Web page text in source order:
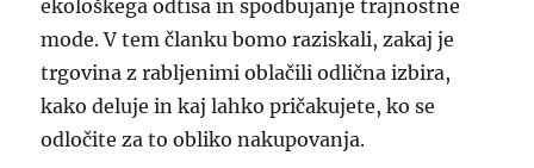
ekološkega odtisa in spodbujanje trajnostne
mode. V tem članku bomo raziskali, zakaj je
trgovina z rabljenimi oblačili odlična izbira,
kako deluje in kaj lahko pričakujete, ko se
odločite za to obliko nakupovanja.